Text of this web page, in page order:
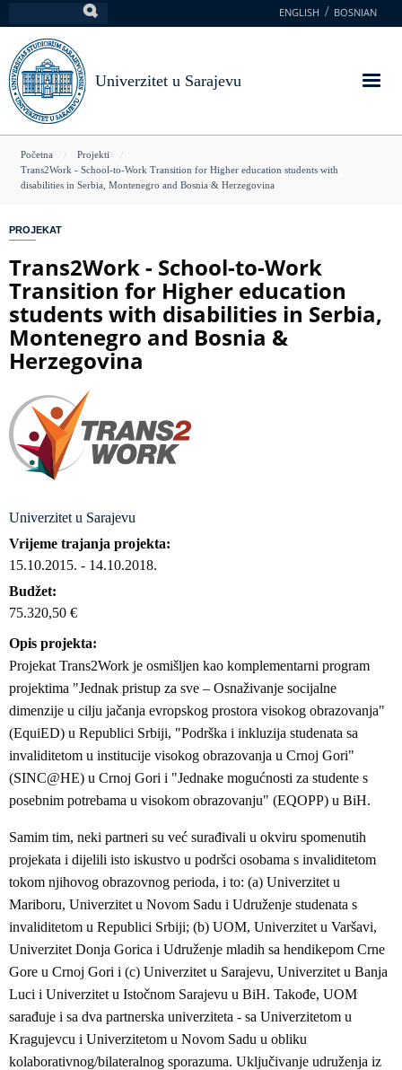
na
glavni
sadržaj
ENGLISH BOSNIAN
Univerzitet u Sarajevu
You
are
Početna
Projekti
Trans2Work - School-to-Work Transition for Higher education students with
disabilities in Serbia, Montenegro and Bosnia & Herzegovina
PROJEKAT
Trans2Work - School-to-Work
Transition for Higher education
students with disabilities in Serbia,
Montenegro and Bosnia &
Herzegovina
Univerzitet u Sarajevu
Vrijeme trajanja projekta
15.10.2015. - 14.10.2018.
Budžet
75.320,50 €
Opis projekta
Projekat Trans2Work je osmišljen kao komplementarni program
projektima "Jednak pristup za sve – Osnaživanje socijalne
dimenzije u cilju jačanja evropskog prostora visokog obrazovanja"
(EquiED) u Republici Srbiji, "Podrška i inkluzija studenata sa
invaliditetom u institucije visokog obrazovanja u Crnoj Gori"
(SINC@HE) u Crnoj Gori i "Jednake mogućnosti za studente s
posebnim potrebama u visokom obrazovanju" (EQOPP) u BiH.
Samim tim, neki partneri su već surađivali u okviru spomenutih
projekata i dijelili isto iskustvo u podršci osobama s invaliditetom
tokom njihovog obrazovnog perioda, i to: (a) Univerzitet u
Mariboru, Univerzitet u Novom Sadu i Udruženje studenata s
invaliditetom u Republici Srbiji; (b) UOM, Univerzitet u Varšavi,
Univerzitet Donja Gorica i Udruženje mladih sa hendikepom Crne
Gore u Crnoj Gori i (c) Univerzitet u Sarajevu, Univerzitet u Banja
Luci i Univerzitet u Istočnom Sarajevu u BiH. Takođe, UOM
sarađuje i sa dva partnerska univerziteta - sa Univerzitetom u
Kragujevcu i Univerzitetom u Novom Sadu u obliku
kolaborativnog/bilateralnog sporazuma. Uključivanje udruženja iz